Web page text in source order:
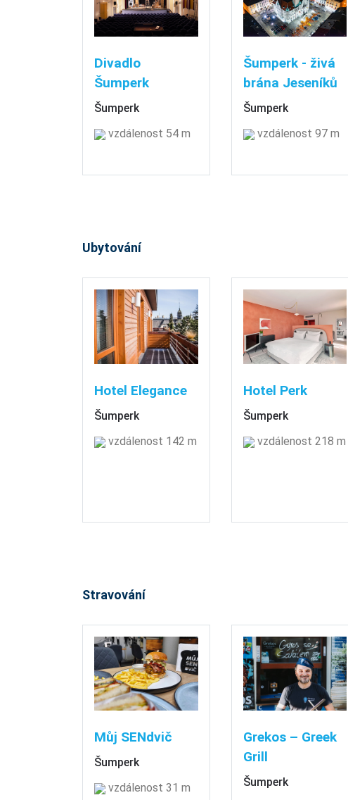
Divadlo
Šumperk
Šumperk
vzdálenost 54 m
Šumperk - živá
brána Jeseníků
Šumperk
vzdálenost 97 m
Ubytování
Hotel Elegance
Šumperk
vzdálenost 142 m
Hotel Perk
Šumperk
vzdálenost 218 m
Stravování
Můj SENdvič
Šumperk
vzdálenost 31 m
Grekos – Greek
Grill
Šumperk